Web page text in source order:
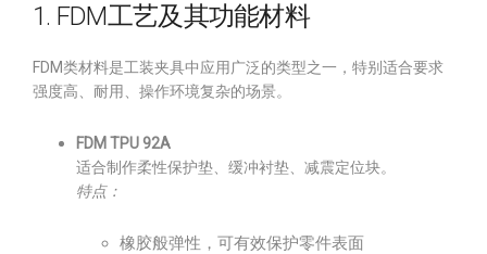
1. FDM工艺及其功能材料
FDM类材料是工装夹具中应用广泛的类型之一，特别适合要求
强度高、耐用、操作环境复杂的场景。
FDM TPU 92A
适合制作柔性保护垫、缓冲衬垫、减震定位块。
特点：
橡胶般弹性，可有效保护零件表面